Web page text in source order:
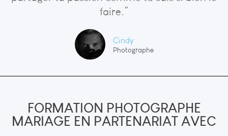
faire.”
Cindy
Photographe
FORMATION PHOTOGRAPHE
MARIAGE EN PARTENARIAT AVEC